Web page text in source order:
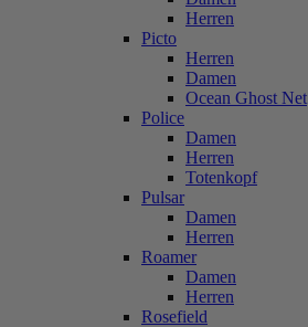
Herren
Picto
Herren
Damen
Ocean Ghost Net
Police
Damen
Herren
Totenkopf
Pulsar
Damen
Herren
Roamer
Damen
Herren
Rosefield